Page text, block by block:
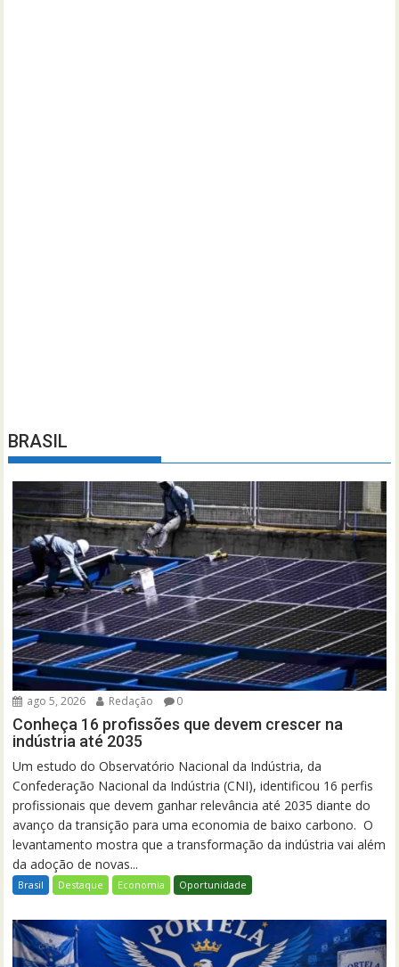
BRASIL
ago 5, 2026 Redação 0
Conheça 16 profissões que devem crescer na
indústria até 2035
Um estudo do Observatório Nacional da Indústria, da
Confederação Nacional da Indústria (CNI), identificou 16 perfis
profissionais que devem ganhar relevância até 2035 diante do
avanço da transição para uma economia de baixo carbono. O
levantamento mostra que a transformação da indústria vai além
da adoção de novas...
Brasil Destaque Economia Oportunidade